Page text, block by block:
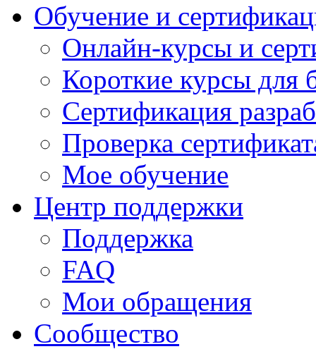
Обучение и
Онлайн-курсы и
Короткие курсы для
Сертификация
Проверка
Мое обучение
Центр поддержки
Поддержка
FAQ
Мои обращения
Сообщество